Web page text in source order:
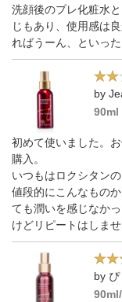
洗顔後のプレ化粧水
じもあり、使用感は
ればうーん、といっ
by
90ml
初めて使いました。
購入。
いつもはロクシタン
値段的にこんなもの
ても潤いを感じなか
けどリピートはしませ
by